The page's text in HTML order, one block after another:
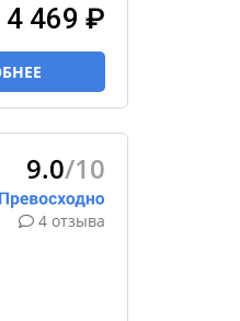
4 469 ₽
9.0/10
4 отзыва